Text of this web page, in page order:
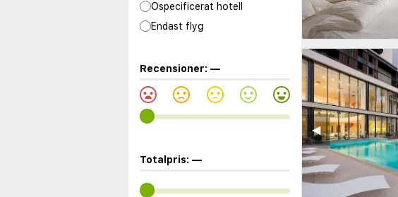
Ospecificerat hotell
Endast flyg
Recensioner: —
Totalpris: —
◀︎